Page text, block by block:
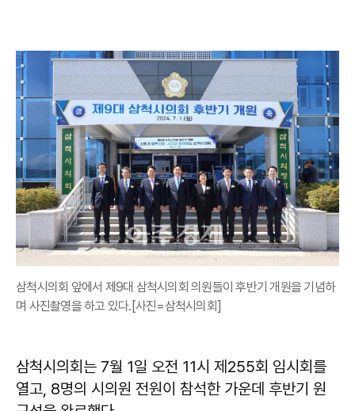
삼척시의회 앞에서 제9대 삼척시의회 의원들이 후반기 개원을 기념하
며 사진촬영을 하고 있다.[사진=삼척시의회]
삼척시의회는 7월 1일 오전 11시 제255회 임시회를
열고, 8명의 시의원 전원이 참석한 가운데 후반기 원